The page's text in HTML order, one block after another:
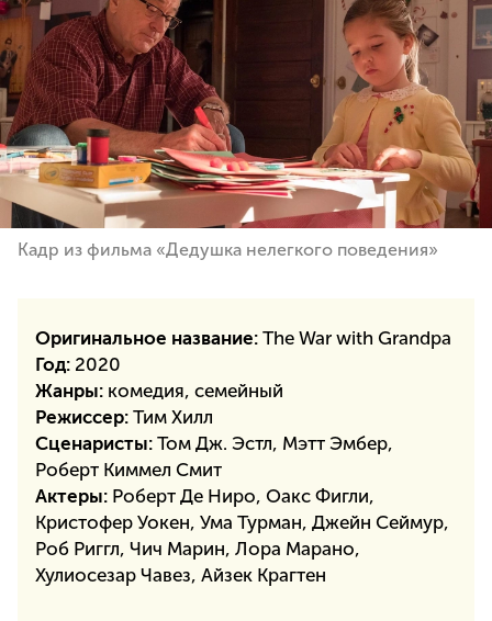
Кадр из фильма «Дедушка нелегкого поведения»
Оригинальное название: The War with Grandpa
Год: 2020
Жанры: комедия, семейный
Режиссер: Тим Хилл
Сценаристы: Том Дж. Эстл, Мэтт Эмбер,
Роберт Киммел Смит
Актеры: Роберт Де Ниро, Оакс Фигли,
Кристофер Уокен, Ума Турман, Джейн Сеймур,
Роб Риггл, Чич Марин, Лора Марано,
Хулиосезар Чавез, Айзек Крагтен